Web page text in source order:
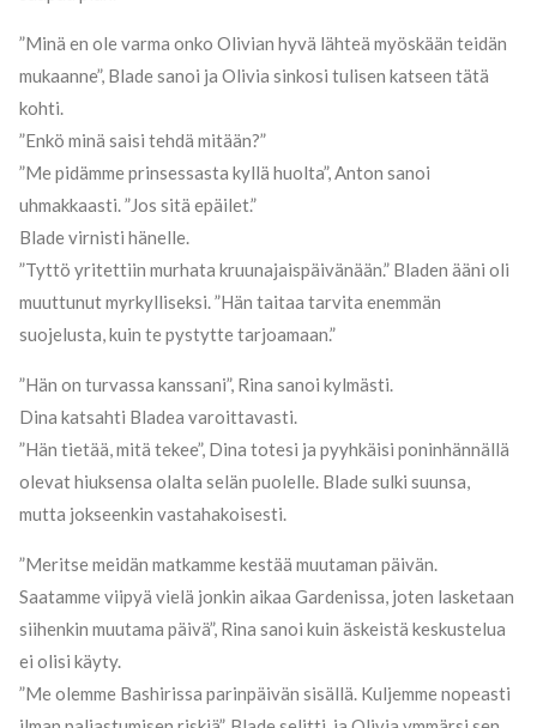
”Minä en ole varma onko Olivian hyvä lähteä myöskään teidän
mukaanne”, Blade sanoi ja Olivia sinkosi tulisen katseen tätä
kohti.
”Enkö minä saisi tehdä mitään?”
”Me pidämme prinsessasta kyllä huolta”, Anton sanoi
uhmakkaasti. ”Jos sitä epäilet.”
Blade virnisti hänelle.
”Tyttö yritettiin murhata kruunajaispäivänään.” Bladen ääni oli
muuttunut myrkylliseksi. ”Hän taitaa tarvita enemmän
suojelusta, kuin te pystytte tarjoamaan.”
”Hän on turvassa kanssani”, Rina sanoi kylmästi.
Dina katsahti Bladea varoittavasti.
”Hän tietää, mitä tekee”, Dina totesi ja pyyhkäisi poninhännällä
olevat hiuksensa olalta selän puolelle. Blade sulki suunsa,
mutta jokseenkin vastahakoisesti.
”Meritse meidän matkamme kestää muutaman päivän.
Saatamme viipyä vielä jonkin aikaa Gardenissa, joten lasketaan
siihenkin muutama päivä”, Rina sanoi kuin äskeistä keskustelua
ei olisi käyty.
”Me olemme Bashirissa parinpäivän sisällä. Kuljemme nopeasti